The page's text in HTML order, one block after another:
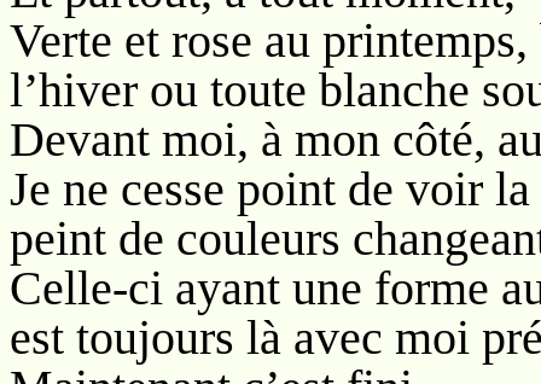
Verte et rose au
l’hiver ou toute blanche
Devant moi, à mon côté,
Je ne cesse point de voir
peint de couleurs
Celle-ci ayant une forme
est toujours là avec moi